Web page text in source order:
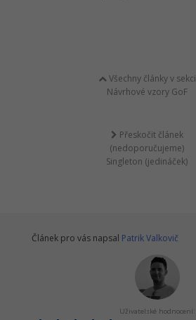
Všechny články v sekci
Návrhové vzory GoF
Přeskočit článek
(nedoporučujeme)
Singleton (jedináček)
Článek pro vás napsal Patrik Valkovič
Uživatelské hodnocení: